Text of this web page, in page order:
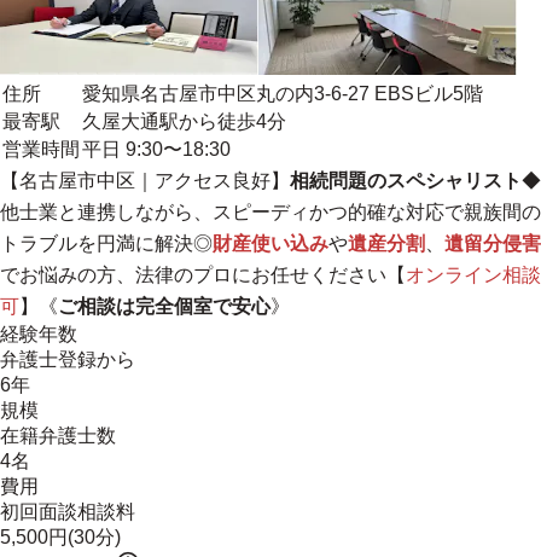
住所
愛知県名古屋市中区丸の内3-6-27 EBSビル5階
最寄駅
久屋大通駅から徒歩4分
営業時間 平日 9:30〜18:30
【名古屋市中区｜アクセス良好】 相続問題のスペシャリスト◆
他士業と連携しながら、スピーディかつ的確な対応で親族間の
トラブルを円満に解決◎財産使い込みや遺産分割
遺留分侵害
でお悩みの方、法律のプロにお任せください【 オンライン相談
可】《ご相談は完全個室で安心》
経験年数
弁護士登録から
6年
規模
在籍弁護士数
4名
費用
初回面談相談料
5,500円(30分)